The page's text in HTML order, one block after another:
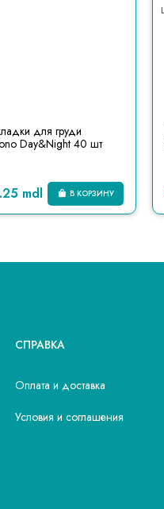
для груди
Day&Night 40 шт
mdl В КОРЗИНУ
СПРАВКА
Оплата и доставка
Условия и соглашения